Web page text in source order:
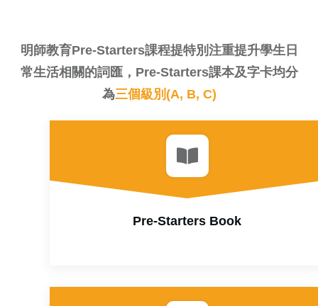
明師教育Pre-Starters課程提特別注重提升學生日
常生活相關的詞匯，Pre-Starters課本及字卡均分
為三個級別(A, B, C)
Pre-Starters Book